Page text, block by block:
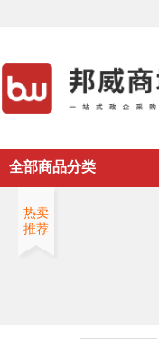
全部商品分类
热卖
推荐